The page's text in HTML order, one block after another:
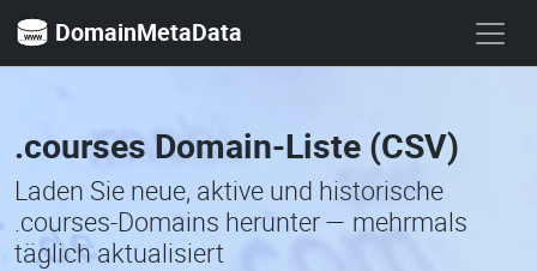
DomainMetaData
.courses Domain-Liste (CSV)
Laden Sie neue, aktive und historische
.courses-Domains herunter — mehrmals
täglich aktualisiert